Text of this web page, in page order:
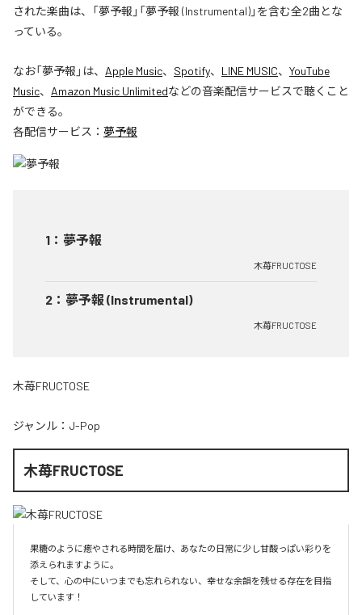
された楽曲は、「夢予報」「夢予報 (Instrumental)」を含む全2曲とな
っている。
なお「夢予報 」は、 Apple Music、 Spotify、 LINE MUSIC、 YouTube
Music、 Amazon Music Unlimitedなどの音楽配信サービスで聴くこと
ができる。
各配信サービス： 夢予報
1 ： 夢予報
木苺FRUCTOSE
2 ： 夢予報 (Instrumental)
木苺FRUCTOSE
木苺FRUCTOSE
ジャンル： J-Pop
木苺FRUCTOSE
果糖のように癒やされる時間を届け、あなたの日常に少し甘酸っぱい彩りを
添えられますように。
そして、心の中にいつまでも忘れられない、幸せな余韻を残せる存在を目指
しています！